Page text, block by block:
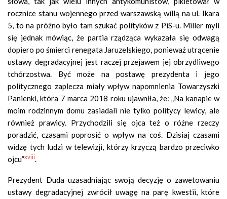
rocznice stanu wojennego przed warszawską willą na ul. Ikara
5, to na próżno było tam szukać polityków z PiS-u. Miller myli
się jednak mówiąc, że partia rządząca wykazała się odwagą
dopiero po śmierci renegata Jaruzelskiego, ponieważ utrącenie
ustawy degradacyjnej jest raczej przejawem jej obrzydliwego
tchórzostwa. Być może na postawę prezydenta i jego
politycznego zaplecza miały wpływ napomnienia Towarzyszki
Panienki, która 7 marca 2018 roku ujawniła, że: „Na kanapie w
moim rodzinnym domu zasiadali nie tylko politycy lewicy, ale
również prawicy. Przychodzili się ojca też o różne rzeczy
poradzić, czasami poprosić o wpływ na coś. Dzisiaj czasami
widzę tych ludzi w telewizji, którzy krzyczą bardzo przeciwko
ojcu”xviii.
Prezydent Duda uzasadniając swoją decyzję o zawetowaniu
ustawy degradacyjnej zwrócił uwagę na parę kwestii, które